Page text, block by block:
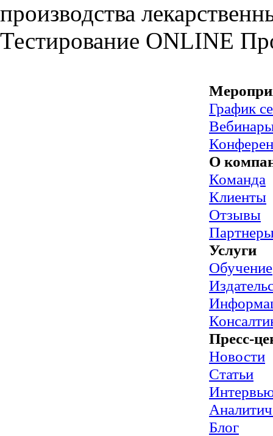
производства
Тестирование ONLINE
График
О
Команда
Клиенты
Отзывы
Услуги
Обучение
Пресс-
Новости
Статьи
Блог